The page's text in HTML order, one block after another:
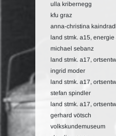
ulla kribernegg
kfu graz
anna-christina kaindradl
land stmk. a15,
michael sebanz
land stmk. a17,
ingrid moder
land stmk. a17,
stefan spindler
land stmk. a17,
gerhard vötsch
volkskundemuseum